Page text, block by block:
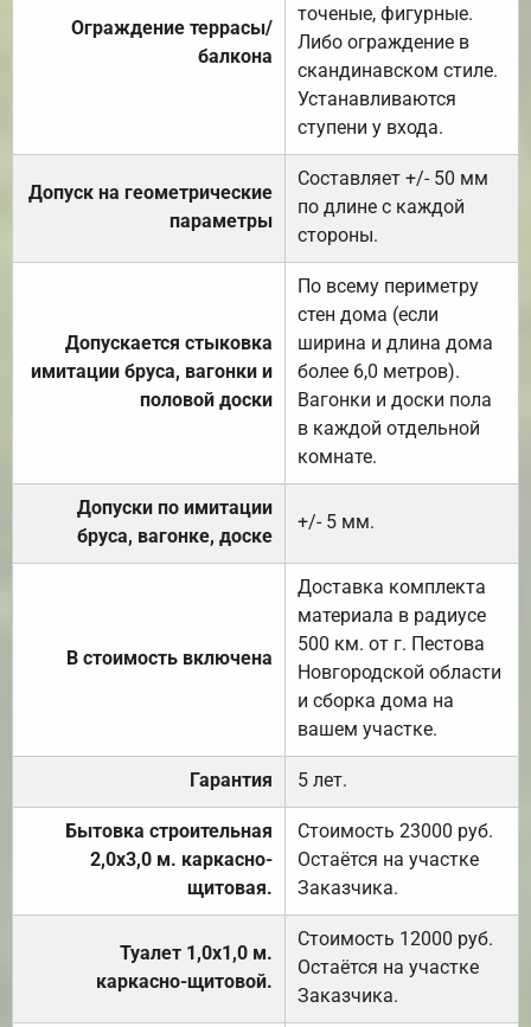
Ограждение террасы/
балкона
точеные, фигурные.
Либо ограждение в
скандинавском стиле.
Устанавливаются
ступени у входа.
Допуск на геометрические
параметры
Составляет +/- 50 мм
по длине с каждой
стороны.
Допускается стыковка
имитации бруса, вагонки и
половой доски
По всему периметру
стен дома (если
ширина и длина дома
более 6,0 метров).
Вагонки и доски пола
в каждой отдельной
комнате.
Допуски по имитации
бруса, вагонке, доске
+/- 5 мм.
В стоимость включена
Доставка комплекта
материала в радиусе
500 км. от г. Пестова
Новгородской области
и сборка дома на
вашем участке.
Гарантия 5 лет.
Бытовка строительная
2,0х3,0 м. каркасно-
щитовая.
Стоимость 23000 руб.
Остаётся на участке
Заказчика.
Туалет 1,0х1,0 м.
каркасно-щитовой.
Стоимость 12000 руб.
Остаётся на участке
Заказчика.